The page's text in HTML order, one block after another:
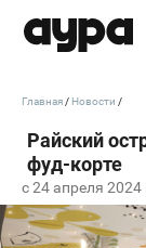
c 24 апреля
Главная Новости